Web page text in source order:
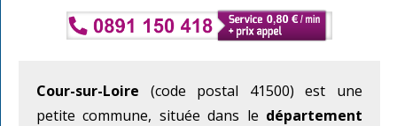
Cour-sur-Loire (code postal 41500) est une
petite commune, située dans le département